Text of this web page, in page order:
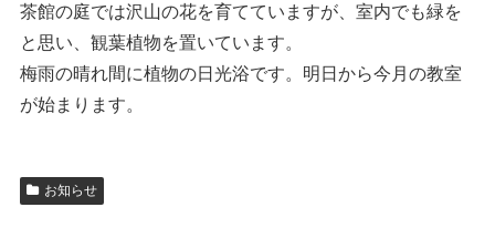
茶館の庭では沢山の花を育てていますが、室内でも緑を
と思い、観葉植物を置いています。
梅雨の晴れ間に植物の日光浴です。明日から今月の教室
が始まります。
お知らせ